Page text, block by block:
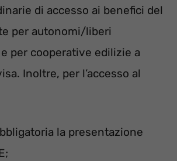
di accesso ai benefici del
per autonomi/liberi
per cooperative edilizie a
Inoltre, per l’accesso al
la presentazione